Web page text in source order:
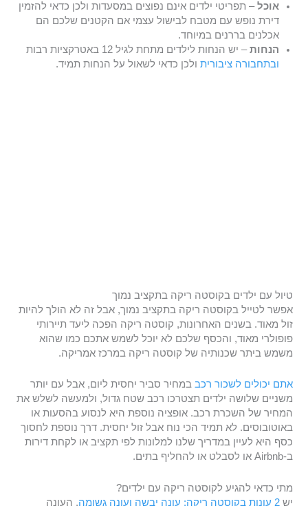
אוכל– תפריטי ילדים אינם נפוצים במסעדות ולכן כדאי להזמין
דירת נופש עם מטבח לבישול עצמי אם הקטנים שלכם הם
אכלנים בררנים במיוחד.
הנחות– יש הנחות לילדים מתחת לגיל 12 באטרקציות רבות
ובתחבורה ציבורית ולכן כדאי לשאול על הנחות תמיד.
טיול עם ילדים בקוסטה ריקה בתקציב נמוך
אפשר לטייל בקוסטה ריקה בתקציב נמוך, אבל זה לא הולך להיות
זול מאוד. בשנים האחרונות, קוסטה ריקה הפכה ליעד תיירותי
פופולרי מאוד, והכסף שלכם לא יוכל לשמש אתכם כמו שהוא
משמש ביתר שכנותיה של קוסטה ריקה במרכז אמריקה.
אתם יכולים לשכור רכב במחיר סביר יחסית ליום, אבל עם יותר
משניים שלושה ילדים תצטרכו רכב שטח גדול, ולמעשה לשלש את
המחיר של השכרת רכב. אופציה נוספת היא לנסוע בהסעות או
באוטובוסים. לא תמיד הכי נוח אבל זול יחסית. דרך נוספת לחסוך
כסף היא לעיין במדריך שלנו למלונות לפי תקציב או לקחת דירות
ב-Airbnb או לסבלט או להחליף בתים.
מתי כדאי להגיע לקוסטה ריקה עם ילדים?
יש2 עונות בקוסטה ריקה: עונה יבשה ועונה גשומה
. העונה